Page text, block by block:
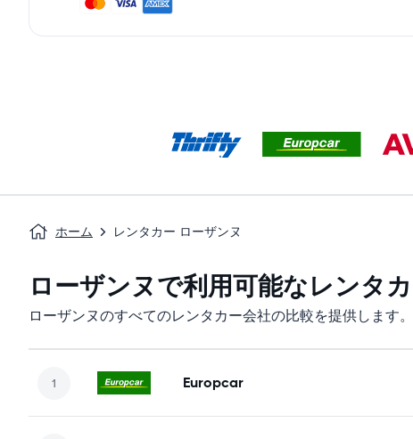
ホーム レンタカー ローザンヌ
ローザンヌで利用可能なレンタ
ローザンヌのすべてのレンタカー会社の比較を提供します。
Europcar